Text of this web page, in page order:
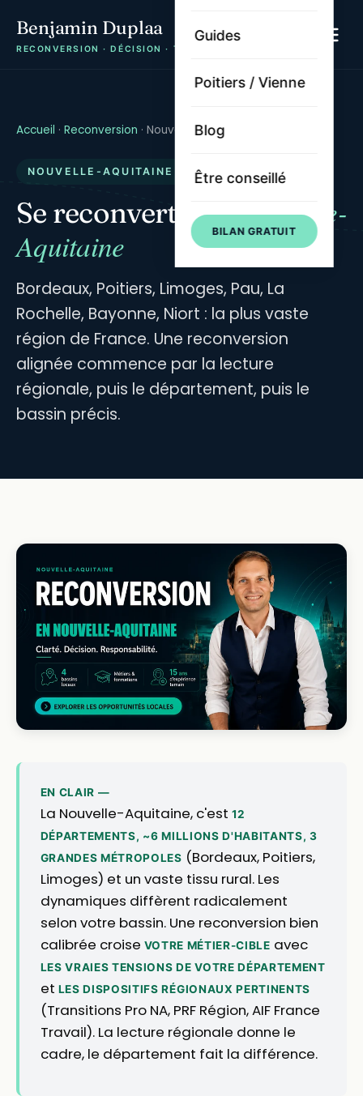
Benjamin Duplaa
RECONVERSION · DÉCISION · TRAJECTOIRE
Guides
Poitiers / Vienne
Blog
Être conseillé
BILAN GRATUIT
Accueil · Reconversion · Nouvelle-Aquitaine
NOUVELLE-AQUITAINE · 12 DÉPARTEMENTS
Se reconvertir enNouvelle-
Aquitaine
Bordeaux, Poitiers, Limoges, Pau, La
Rochelle, Bayonne, Niort : la plus vaste
région de France. Une reconversion
alignée commence par la lecture
régionale, puis le département, puis le
bassin précis.
EN CLAIR —
La Nouvelle-Aquitaine, c'est 12
DÉPARTEMENTS, ~6 MILLIONS D'HABITANTS, 3
GRANDES MÉTROPOLES (Bordeaux, Poitiers,
Limoges) et un vaste tissu rural. Les
dynamiques diffèrent radicalement
selon votre bassin. Une reconversion bien
calibrée croise VOTRE MÉTIER-CIBLE avec
LES VRAIES TENSIONS DE VOTRE DÉPARTEMENT
et LES DISPOSITIFS RÉGIONAUX PERTINENTS
(Transitions Pro NA, PRF Région, AIF France
Travail). La lecture régionale donne le
cadre, le département fait la différence.